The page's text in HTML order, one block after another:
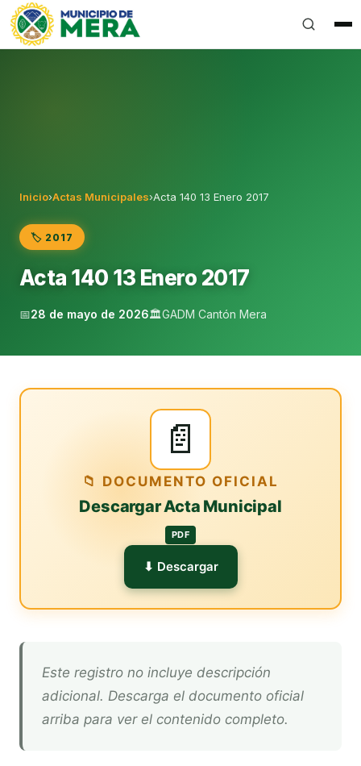
Gobierno Autónomo Descentralizado Municipal del
Inicio›Actas Municipales›Acta 140 13 Enero 2017
🏷️ 2017
Acta 140 13 Enero 2017
📅28 de mayo de 2026🏛️GADM Cantón Mera
📄
📁 DOCUMENTO OFICIAL
Descargar Acta Municipal
PDF
⬇ Descargar
Este registro no incluye descripción
adicional. Descarga el documento oficial
arriba para ver el contenido completo.